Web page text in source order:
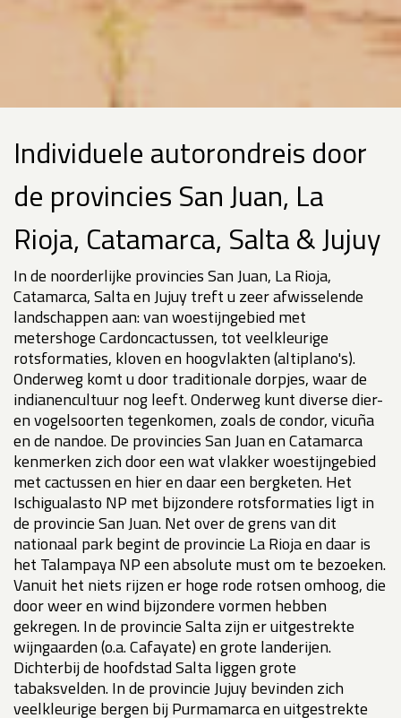
Individuele autorondreis door
de provincies San Juan, La
Rioja, Catamarca, Salta & Jujuy
In de noorderlijke provincies San Juan, La Rioja,
Catamarca, Salta en Jujuy treft u zeer afwisselende
landschappen aan: van woestijngebied met
metershoge Cardoncactussen, tot veelkleurige
rotsformaties, kloven en hoogvlakten (altiplano's).
Onderweg komt u door traditionale dorpjes, waar de
indianencultuur nog leeft. Onderweg kunt diverse dier-
en vogelsoorten tegenkomen, zoals de condor, vicuña
en de nandoe. De provincies San Juan en Catamarca
kenmerken zich door een wat vlakker woestijngebied
met cactussen en hier en daar een bergketen. Het
Ischigualasto NP met bijzondere rotsformaties ligt in
de provincie San Juan. Net over de grens van dit
nationaal park begint de provincie La Rioja en daar is
het Talampaya NP een absolute must om te bezoeken.
Vanuit het niets rijzen er hoge rode rotsen omhoog, die
door weer en wind bijzondere vormen hebben
gekregen. In de provincie Salta zijn er uitgestrekte
wijngaarden (o.a. Cafayate) en grote landerijen.
Dichterbij de hoofdstad Salta liggen grote
tabaksvelden. In de provincie Jujuy bevinden zich
veelkleurige bergen bij Purmamarca en uitgestrekte